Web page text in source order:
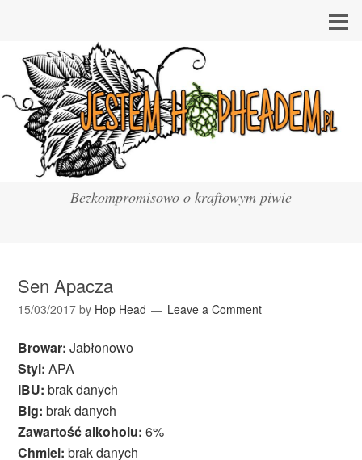
Bezkompromisowo o kraftowym piwie
Sen Apacza
15/03/2017 by Hop Head Leave a Comment
Browar: Jabłonowo
Styl: APA
IBU: brak danych
Blg: brak danych
Zawartość alkoholu: 6%
Chmiel: brak danych